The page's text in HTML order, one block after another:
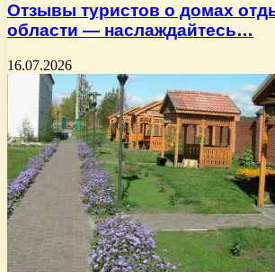
Отзывы туристов о домах
области — наслаждайтесь…
16.07.2026